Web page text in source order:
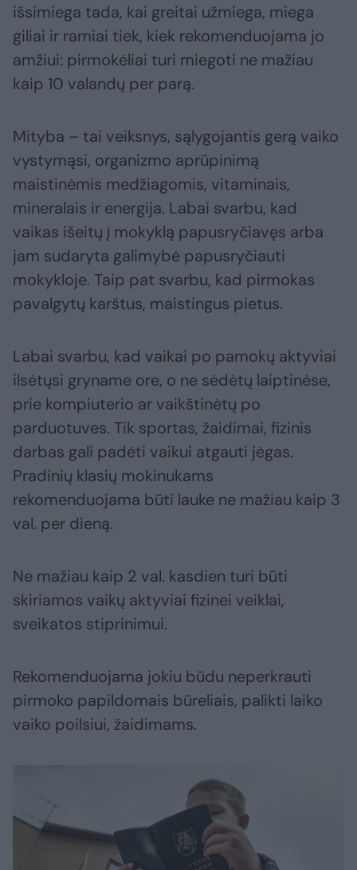
išsimiega tada, kai greitai užmiega, miega
giliai ir ramiai tiek, kiek rekomenduojama jo
amžiui: pirmokėliai turi miegoti ne mažiau
kaip 10 valandų per parą.
Mityba – tai veiksnys, sąlygojantis gerą vaiko
vystymąsi, organizmo aprūpinimą
maistinėmis medžiagomis, vitaminais,
mineralais ir energija. Labai svarbu, kad
vaikas išeitų į mokyklą papusryčiavęs arba
jam sudaryta galimybė papusryčiauti
mokykloje. Taip pat svarbu, kad pirmokas
pavalgytų karštus, maistingus pietus.
Labai svarbu, kad vaikai po pamokų aktyviai
ilsėtųsi gryname ore, o ne sėdėtų laiptinėse,
prie kompiuterio ar vaikštinėtų po
parduotuves. Tik sportas, žaidimai, fizinis
darbas gali padėti vaikui atgauti jėgas.
Pradinių klasių mokinukams
rekomenduojama būti lauke ne mažiau kaip 3
val. per dieną.
Ne mažiau kaip 2 val. kasdien turi būti
skiriamos vaikų aktyviai fizinei veiklai,
sveikatos stiprinimui.
Rekomenduojama jokiu būdu neperkrauti
pirmoko papildomais būreliais, palikti laiko
vaiko poilsiui, žaidimams.